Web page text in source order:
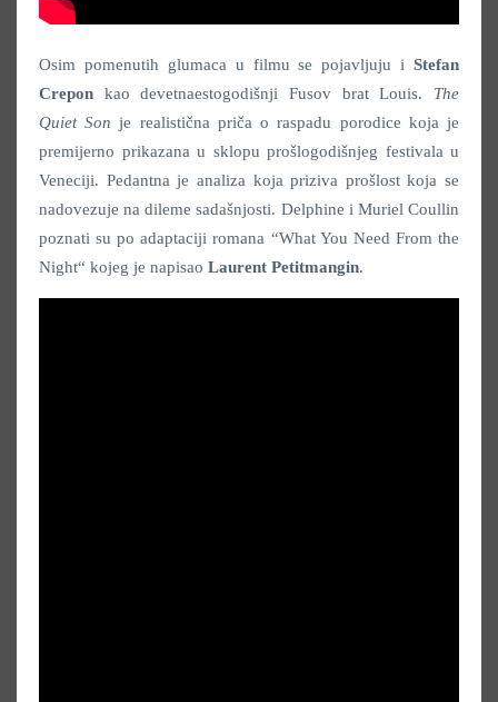
Osim pomenutih glumaca u filmu se pojavljuju i Stefan
Crepon kao devetnaestogodišnji Fusov brat Louis. The
Quiet Son je realistična priča o raspadu porodice koja je
premijerno prikazana u sklopu prošlogodišnjeg festivala u
Veneciji. Pedantna je analiza koja priziva prošlost koja se
nadovezuje na dileme sadašnjosti. Delphine i Muriel Coullin
poznati su po adaptaciji romana “What You Need From the
Night“ kojeg je napisao Laurent Petitmangin.